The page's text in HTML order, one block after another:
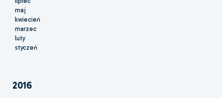
maj
kwiecień
marzec
luty
styczeń
2016